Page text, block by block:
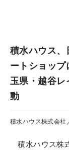
積水ハウス
ートショッ
玉県・越谷
動
積水ハウス株式会
積水ハウス株